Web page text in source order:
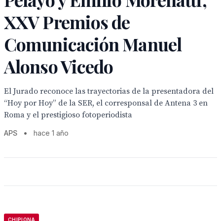
XXV Premios de
Comunicación Manuel
Alonso Vicedo
El Jurado reconoce las trayectorias de la presentadora del
“Hoy por Hoy” de la SER, el corresponsal de Antena 3 en
Roma y el prestigioso fotoperiodista
APS • hace 1 año
CHIPIONA